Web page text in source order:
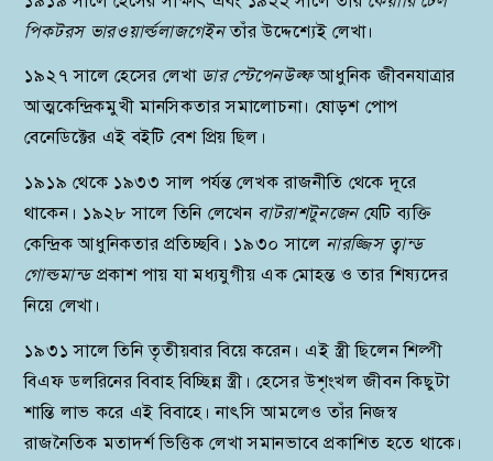
পিকটরস ভারওয়ার্ল্ডলাজগেইনতাঁর উদ্দেশ্যেই লেখা।
১৯২৭ সালে হেসের লেখা ডার স্টেপেনউল্ফআধুনিক জীবনযাত্রার
আত্মকেন্দ্রিকমুখী মানসিকতার সমালোচনা। ষোড়শ পোপ
বেনেডিক্টের এই বইটি বেশ প্রিয় ছিল।
১৯১৯ থেকে ১৯৩৩ সাল পর্যন্ত লেখক রাজনীতি থেকে দূরে
থাকেন। ১৯২৮ সালে তিনি লেখেন বাটরাশটুনজেন যেটি ব্যক্তি
কেন্দ্রিক আধুনিকতার প্রতিচ্ছবি। ১৯৩০ সালে নারজ্জিস ত্বান্ড
গোল্ডমান্ডপ্রকাশ পায় যা মধ্যযুগীয় এক মোহন্ত ও তার শিষ্যদের
নিয়ে লেখা।
১৯৩১ সালে তিনি তৃতীয়বার বিয়ে করেন। এই স্ত্রী ছিলেন শিল্পী
বিএফ ডলরিনের বিবাহ বিচ্ছিন্ন স্ত্রী। হেসের উশৃংখল জীবন কিছুটা
শান্তি লাভ করে এই বিবাহে। নাৎসি আমলেও তাঁর নিজস্ব
রাজনৈতিক মতাদর্শ ভিত্তিক লেখা সমানভাবে প্রকাশিত হতে থাকে।